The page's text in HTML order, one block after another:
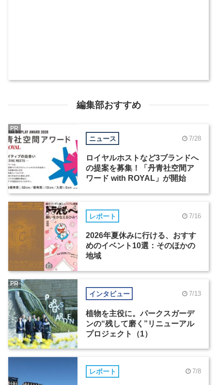
編集部おすすめ
ニュース 7/28
ロイヤルホストなど3ブランドへ
の提案を募集！「丹青社空間ア
ワード with ROYAL」が開始
PR
レポート 7/16
2026年夏休みに行ける、おすす
めのイベント10選：そのほかの
地域
インタビュー 7/13
植物を主役に。パークスガーデ
ンの“残して磨く”リニューアル
プロジェクト（1）
PR
レポート 7/8